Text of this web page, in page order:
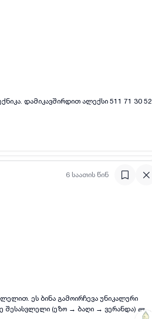
ქირავდება ბინა იოსებიძის ქუჩაზე, ბინაში არის ყველა საჭირო ავეჯი და ტექნიკა. დამიკავშირდით ალექსი 511 71 30 52
6 საათის წინ